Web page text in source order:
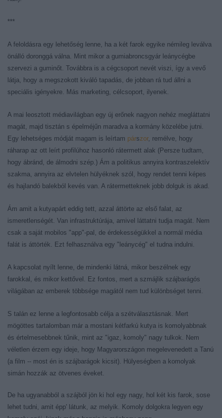
***
A feloldásra egy lehetőség lenne, ha a két farok egyike némileg leválva
önálló doronggá válna. Mint mikor a gumiabroncsgyár leánycégbe
szervezi a guminőt. Továbbra is a cégcsoport nevét viszi, így a vevő
látja, hogy a megszokott kiváló tapadás, de jobban rá tud állni a
speciális igényekre. Más marketing, célcsoport, ilyenek.
A mai leosztott médiavilágban egy új erőnek nagyon nehéz megláttatni
magát, majd tisztán s épelméjűn maradva a kormány közelébe jutni.
Egy lehetséges módját magam is leírtam párszor, remélve, hogy
ráharap az ott leírt profilúhoz hasonló rátermett alak (Persze tudtam,
hogy ábránd, de álmodni szép.) Ám a politikus annyira kontraszelektív
szakma, annyira az elvtelen hülyéknek szól, hogy rendet tenni képes
és hajlandó balekból kevés van. A rátermetteknek jobb dolguk is akad.
Ám amit a kutyapárt eddig tett, azzal áttörte az első falat, az
ismeretlenségét. Van infrastruktúrája, amivel láttatni tudja magát. Nem
csak a saját mobilos "app"-pal, de érdekességükkel a normál média
falát is áttörték. Ezt felhasználva egy "leánycég" el tudna indulni.
A kapcsolat nyílt lenne, de mindenki látná, mikor beszélnek egy
farokkal, és mikor kettővel. Ez fontos, mert a szmájlik szájbarágós
világában az emberek többsége magától nem tud különbséget tenni.
S talán ez lenne a legfontosabb célja a szétválasztásnak. Mert
mögöttes tartalomban már a mostani kétfarkú kutya is komolyabbnak
és értelmesebbnek tűnik, mint az "igaz, komoly" nagy tulkok. Nem
véletlen érzem egy ideje, hogy Magyarországon megelevenedett a Tanú
(a film -- most én is szájbarágok kicsit). Hülyeségben a komolyak
simán hozzák az ötvenes éveket.
De ha ugyanabból a szájból jön ki hol egy nagy, hol két kis farok, sose
lehet tudni, amit épp' látunk, az melyik. Komoly dolgokra legyen egy